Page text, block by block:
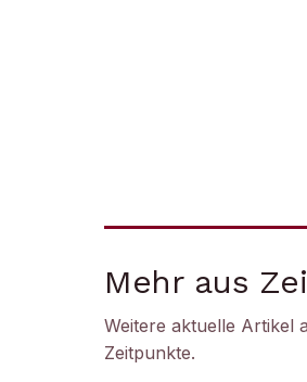
Mehr aus
Weitere aktuelle Artikel
Zeitpunkte.